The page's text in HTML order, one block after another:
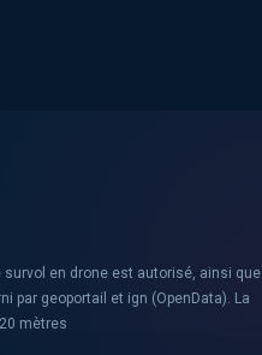
en drone est autorisé, ainsi que
par geoportail et ign (OpenData). La
mètres